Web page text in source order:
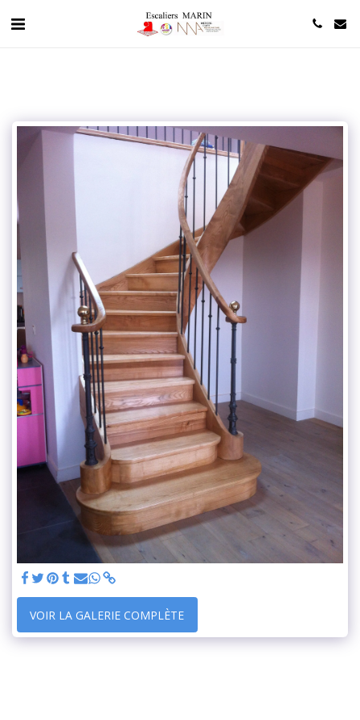
VOIR LA GALERIE COMPLÈTE